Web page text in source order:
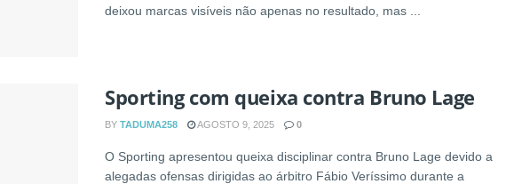
deixou marcas visíveis não apenas no resultado, mas ...
Sporting com queixa contra Bruno Lage
BY TADUMA258 AGOSTO 9, 2025 0
O Sporting apresentou queixa disciplinar contra Bruno Lage devido a
alegadas ofensas dirigidas ao árbitro Fábio Veríssimo durante a